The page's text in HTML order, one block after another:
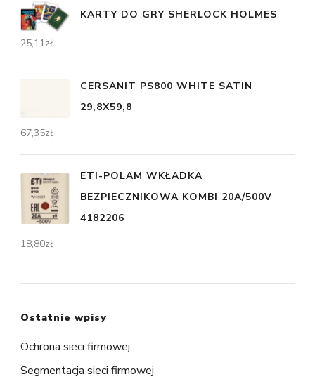
KARTY DO GRY SHERLOCK HOLMES
25,11zł
CERSANIT PS800 WHITE SATIN
29,8X59,8
67,35zł
ETI-POLAM WKŁADKA
BEZPIECZNIKOWA KOMBI 20A/500V
4182206
18,80zł
Ostatnie wpisy
Ochrona sieci firmowej
Segmentacja sieci firmowej